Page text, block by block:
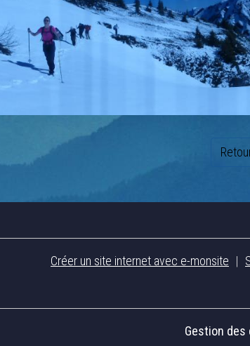
Créer un site internet avec e-monsite
Gestion des